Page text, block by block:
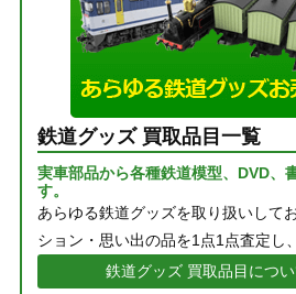
鉄道グッズ 買取品目一覧
実車部品から各種鉄道模型、DVD、
す。
あらゆる鉄道グッズを取り扱いして
ション・思い出の品を1点1点査定し
鉄道グッズ 買取品目につ